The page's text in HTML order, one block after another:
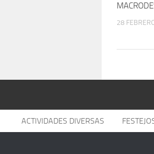
28
ACTIVIDADES DIVERSAS